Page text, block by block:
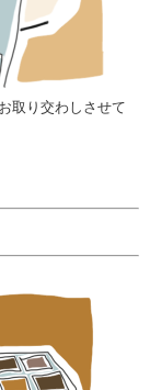
取り交わしさせて